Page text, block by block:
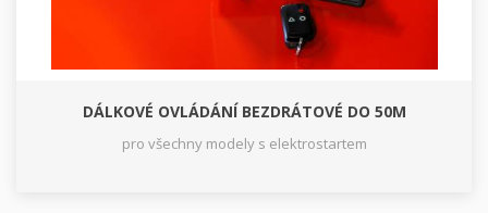
DÁLKOVÉ OVLÁDÁNÍ BEZDRÁTOVÉ DO 50M
pro všechny modely s elektrostartem